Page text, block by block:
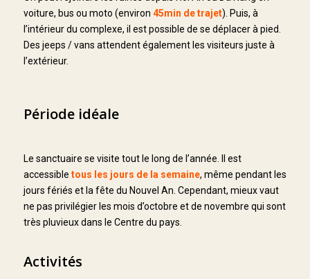
voiture, bus ou moto (environ 45min de trajet). Puis, à
l’intérieur du complexe, il est possible de se déplacer à pied.
Des jeeps / vans attendent également les visiteurs juste à
l’extérieur.
Période idéale
Le sanctuaire se visite tout le long de l’année. Il est
accessible tous les jours de la semaine, même pendant les
jours fériés et la fête du Nouvel An. Cependant, mieux vaut
ne pas privilégier les mois d’octobre et de novembre qui sont
très pluvieux dans le Centre du pays.
Activités